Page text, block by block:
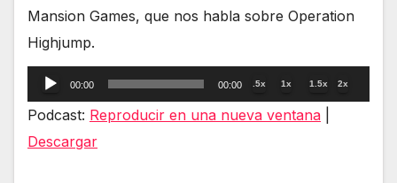
Mansion Games, que nos habla sobre Operation
Highjump.
Reproductor
de
audio
00:00 00:00 .5x 1x 1.5x 2x
Podcast: Reproducir en una nueva ventana
Descargar